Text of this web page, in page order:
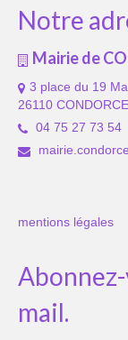
Notre
Mairie de
3 place du 19
26110
04 75 27 73 54
mentions légales
Abonnez-
mail.